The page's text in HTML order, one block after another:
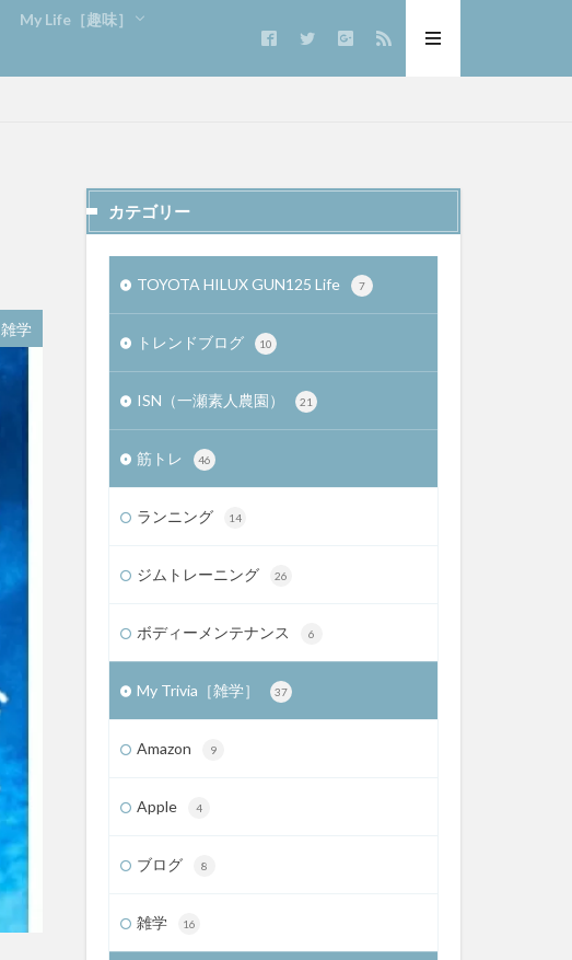
My Life［趣味］
雑学
カテゴリー
TOYOTA HILUX GUN125 Life 7
トレンドブログ 10
ISN（一瀬素人農園） 21
筋トレ 46
ランニング 14
ジムトレーニング 26
ボディーメンテナンス 6
My Trivia［雑学］ 37
Amazon 9
Apple 4
ブログ 8
雑学 16